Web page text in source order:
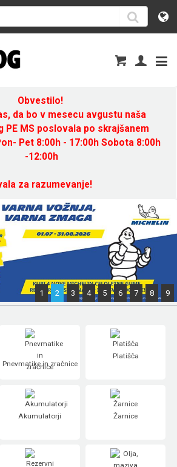
Obvestilo!
da bo v mesecu avgustu naša
PE MS poslovala po skrajšanem
Pet 8:00h - 17:00h Sobota 8:00h
-12:00h
za razumevanje!
1 2 3 4 5 6 7 8 9
Pnevmatike in zračnice
Platišča
Akumulatorji Žarnice